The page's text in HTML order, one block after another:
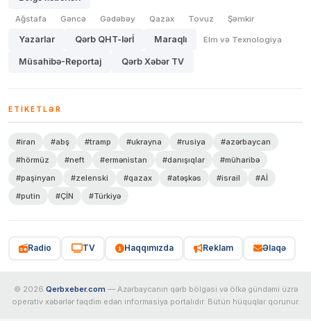
Ağstafa Gəncə Gədəbəy Qazax Tovuz Şəmkir
Yazarlar Qərb QHT-lərİ Maraqlı Elm və Texnologiya
Müsahibə-Reportaj Qərb Xəbər TV
ETIKETLƏR
#iran #abş #tramp #ukrayna #rusiya
#azərbaycan
#hörmüz
#neft #ermənistan #danışıqlar
#müharibə
#paşinyan
#zelenski #qazax #atəşkəs #israil
#Aİ
#putin
#ÇİN #Türkiyə
Radio TV Haqqımızda Reklam Əlaqə
© 2026 Qerbxeber.com — Azərbaycanın qərb bölgəsi və ölkə gündəmi üzrə
operativ xəbərlər təqdim edən informasiya portalıdır. Bütün hüquqlar qorunur.